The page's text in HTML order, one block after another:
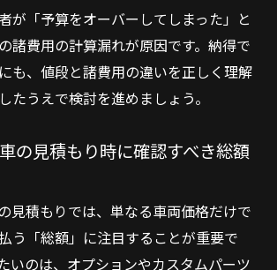
が「予算をオーバーしてしまった」と
諸費用の計算漏れが原因です。納得で
も、値段と諸費用の違いを正しく理解
たうえで検討を進めましょう。
の見積もり時に確認すべき総額
見積もりでは、単なる車両価格だけで
う「総額」に注目することが重要で
いのは、オプションやカスタムパーツ